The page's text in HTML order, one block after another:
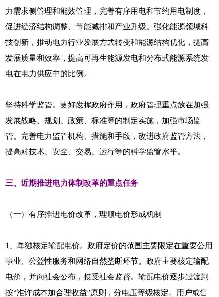
力需求侧管理和能效管理，完善有序用电和节约用电制度，
促进经济结构调整、节能减排和产业升级。强化能源领域科
技创新，推动电力行业发展方式转变和能源结构优化，提高
发展质量和效率，提高可再生能源发电和分布式能源系统发
电在电力供应中的比例。
坚持科学监管。更好发挥政府作用，政府管理重点放在加强
发展战略、规划、政策、标准等的制定实施，加强市场监
管。完善电力监管机构、措施和手段，改进政府监管方法，
提高对技术、安全、交易、运行等的科学监管水平。
三、近期推进电力体制改革的重点任务
（一）有序推进电价改革，理顺电价形成机制
1、单独核定输配电价。政府定价的范围主要限定在重要公用
事业、公益性服务和网络自然垄断环节。政府主要核定输配
电价，并向社会公布，接受社会监督。输配电价逐步过渡到
按“准许成本加合理收益”原则，分电压等级核定。用户或售